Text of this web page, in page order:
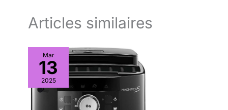
Articles similaires
Mar
13
2025